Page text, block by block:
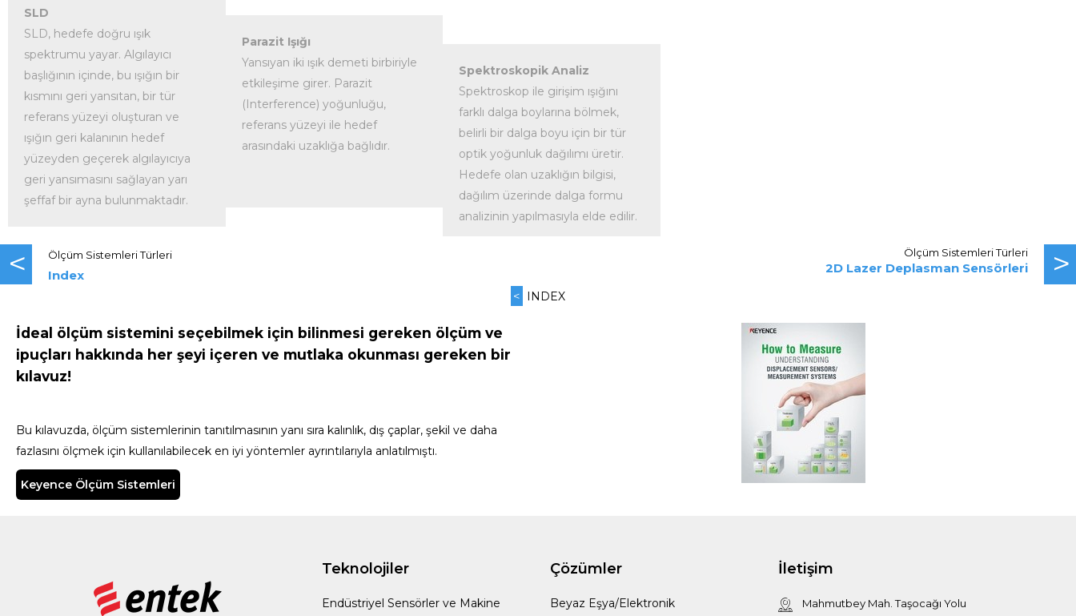
SLD
SLD, hedefe doğru ışık
spektrumu yayar. Algılayıcı
başlığının içinde, bu ışığın bir
kısmını geri yansıtan, bir tür
referans yüzeyi oluşturan ve
ışığın geri kalanının hedef
yüzeyden geçerek algılayıcıya
geri yansımasını sağlayan yarı
şeffaf bir ayna bulunmaktadır.
Parazit Işığı
Yansıyan iki ışık demeti birbiriyle
etkileşime girer. Parazit
(Interference) yoğunluğu,
referans yüzeyi ile hedef
arasındaki uzaklığa bağlıdır.
Spektroskopik Analiz
Spektroskop ile girişim ışığını
farklı dalga boylarına bölmek,
belirli bir dalga boyu için bir tür
optik yoğunluk dağılımı üretir.
Hedefe olan uzaklığın bilgisi,
dağılım üzerinde dalga formu
analizinin yapılmasıyla elde edilir.
< Ölçüm Sistemleri Türleri
Index
Ölçüm Sistemleri Türleri
2D Lazer Deplasman Sensörleri >
< INDEX
İdeal ölçüm sistemini seçebilmek için bilinmesi gereken ölçüm ve
ipuçları hakkında her şeyi içeren ve mutlaka okunması gereken bir
kılavuz!
Bu kılavuzda, ölçüm sistemlerinin tanıtılmasının yanı sıra kalınlık, dış çaplar, şekil ve daha
fazlasını ölçmek için kullanılabilecek en iyi yöntemler ayrıntılarıyla anlatılmıştı.
Keyence Ölçüm Sistemleri
Teknolojiler
Endüstriyel Sensörler ve Makine
Çözümler
Beyaz Eşya/Elektronik
İletişim
Mahmutbey Mah. Taşocağı Yolu